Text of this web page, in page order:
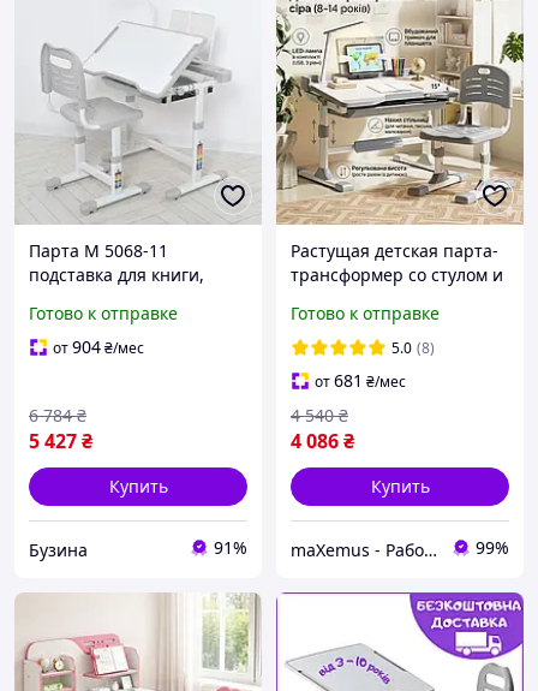
Парта M 5068-11
подставка для книги,
Готово к отправке
от904₴/мес
5 427₴
6 784 ₴
Купить
Бузина 91%
Растущая детская парта-
трансформер со стулом и
Серая для школьника
(регулируемая по высоте)
Готово к отправке
5.0 (8)
от681 ₴/мес
4 086₴
4 540 ₴
Купить
maXemus - Работаем по максимуму 99%